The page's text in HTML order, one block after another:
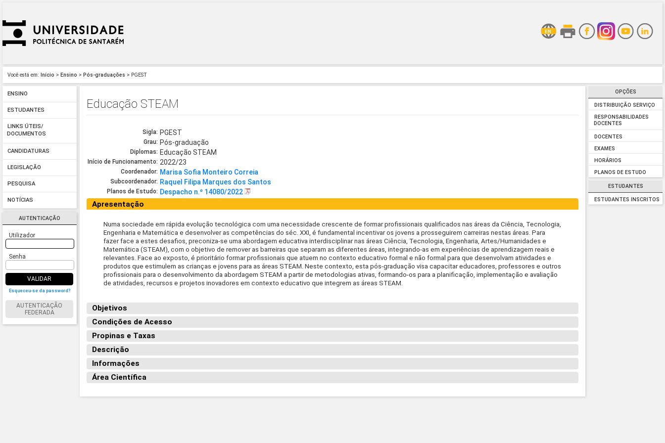
Você está em: Início > Ensino > Pós-graduações > PGEST
ENSINO
ESTUDANTES
LINKS ÚTEIS/
DOCUMENTOS
CANDIDATURAS
LEGISLAÇÃO
PESQUISA
NOTÍCIAS
AUTENTICAÇÃO
Utilizador
Senha
VALIDAR
Esqueceu-se da password?
AUTENTICAÇÃO
FEDERADA
OPÇÕES
DISTRIBUIÇÃO SERVIÇO
RESPONSABILIDADES
DOCENTES
DOCENTES
EXAMES
HORÁRIOS
PLANOS DE ESTUDO
ESTUDANTES
ESTUDANTES INSCRITOS
Educação STEAM
Sigla: PGEST
Grau: Pós-graduação
Diplomas: Educação STEAM
Início de Funcionamento: 2022/23
Coordenador: Marisa Sofia Monteiro Correia
Subcoordenador: Raquel Filipa Marques dos Santos
Planos de Estudo: Despacho n.º 14080/2022
Apresentação
Numa sociedade em rápida evolução tecnológica com uma necessidade crescente de formar profissionais qualificados nas áreas da Ciência, Tecnologia,
Engenharia e Matemática e desenvolver as competências do séc. XXI, é fundamental incentivar os jovens a prosseguirem carreiras nestas áreas. Para
fazer face a estes desafios, preconiza-se uma abordagem educativa interdisciplinar nas áreas Ciência, Tecnologia, Engenharia, Artes/Humanidades e
Matemática (STEAM), com o objetivo de remover as barreiras que separam as diferentes áreas, integrando-as em experiências de aprendizagem reais e
relevantes. Face ao exposto, é prioritário formar profissionais que atuem no contexto educativo formal e não formal para que desenvolvam atividades e
produtos que estimulem as crianças e jovens para as áreas STEAM. Neste contexto, esta pós-graduação visa capacitar educadores, professores e outros
profissionais para o desenvolvimento da abordagem STEAM a partir de metodologias ativas, formando-os para a planificação, implementação e avaliação
de atividades, recursos e projetos inovadores em contexto educativo que integrem as áreas STEAM.
Objetivos
Condições de Acesso
Propinas e Taxas
Descrição
Informações
Área Científica